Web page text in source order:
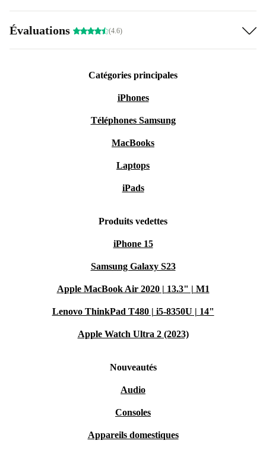
Évaluations (4.6)
Catégories principales
iPhones
Téléphones Samsung
MacBooks
Laptops
iPads
Produits vedettes
iPhone 15
Samsung Galaxy S23
Apple MacBook Air 2020 | 13.3" | M1
Lenovo ThinkPad T480 | i5-8350U | 14"
Apple Watch Ultra 2 (2023)
Nouveautés
Audio
Consoles
Appareils domestiques